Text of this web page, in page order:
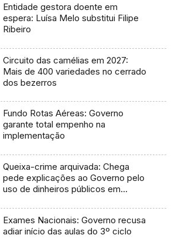
Entidade gestora doente em
espera: Luísa Melo substitui Filipe
Ribeiro
Circuito das camélias em 2027:
Mais de 400 variedades no cerrado
dos bezerros
Fundo Rotas Aéreas: Governo
garante total empenho na
implementação
Queixa-crime arquivada: Chega
pede explicações ao Governo pelo
uso de dinheiros públicos em
Exames Nacionais: Governo recusa
adiar início das aulas do 3º ciclo